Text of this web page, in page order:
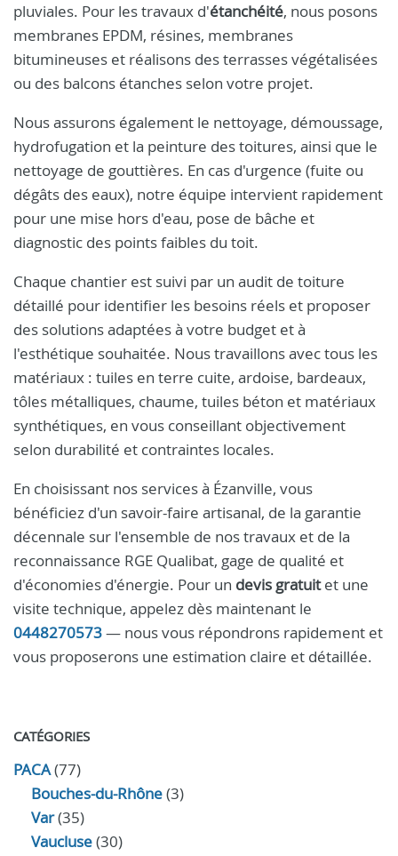
pluviales. Pour les travaux d'étanchéité, nous posons
membranes EPDM, résines, membranes
bitumineuses et réalisons des terrasses végétalisées
ou des balcons étanches selon votre projet.
Nous assurons également le nettoyage, démoussage,
hydrofugation et la peinture des toitures, ainsi que le
nettoyage de gouttières. En cas d'urgence (fuite ou
dégâts des eaux), notre équipe intervient rapidement
pour une mise hors d'eau, pose de bâche et
diagnostic des points faibles du toit.
Chaque chantier est suivi par un audit de toiture
détaillé pour identifier les besoins réels et proposer
des solutions adaptées à votre budget et à
l'esthétique souhaitée. Nous travaillons avec tous les
matériaux : tuiles en terre cuite, ardoise, bardeaux,
tôles métalliques, chaume, tuiles béton et matériaux
synthétiques, en vous conseillant objectivement
selon durabilité et contraintes locales.
En choisissant nos services à Ézanville, vous
bénéficiez d'un savoir-faire artisanal, de la garantie
décennale sur l'ensemble de nos travaux et de la
reconnaissance RGE Qualibat, gage de qualité et
d'économies d'énergie. Pour un devis gratuitet une
visite technique, appelez dès maintenant le
0448270573— nous vous répondrons rapidement et
vous proposerons une estimation claire et détaillée.
CATÉGORIES
PACA(77)
Bouches-du-Rhône(3)
Var(35)
Vaucluse(30)